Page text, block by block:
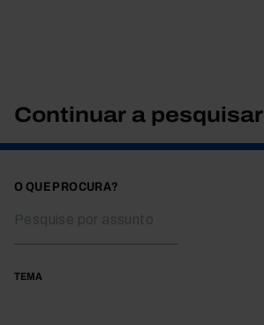
Continuar a pesquisar
O QUE PROCURA?
TEMA